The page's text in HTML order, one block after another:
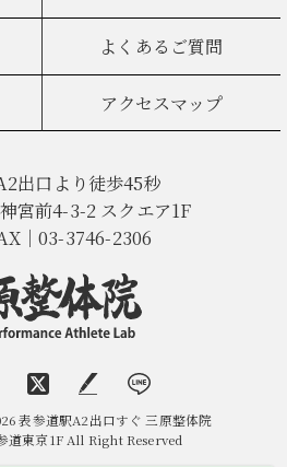
よくあるご質問
アクセスマップ
出口より徒歩45秒
宮前4-3-2 スクエア1F
｜03-3746-2306
表参道駅A2出口すぐ 三原整体院
道東京1F All Right Reserved